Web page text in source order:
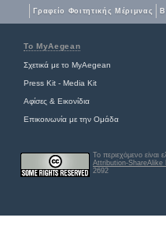
Γραφείο Φοιτητικής Μέριμνας
Το MyAegean
Σχετικά με το MyAegean
Press Kit - Media Kit
Αφίσες & Εικονίδια
Επικοινωνία με την Ομάδα
Το περιεχόμενο είναι
Attribution-
2692